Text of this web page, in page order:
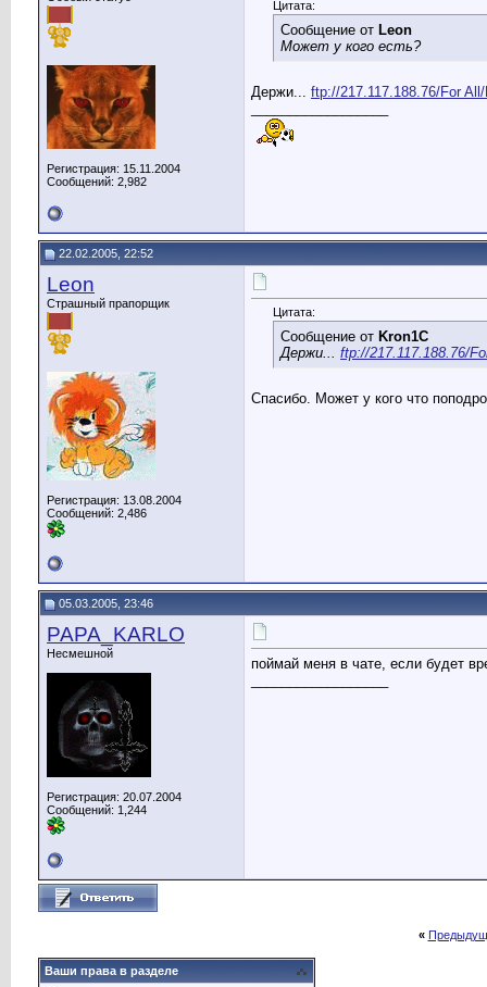
Регистрация: 15.11.2004
Сообщений: 2,982
Цитата:
Сообщение от Leon
Может у кого есть?
Держи... ftp://217.117.188.76/For
22.02.2005, 22:52
Leon
Страшный прапорщик
Регистрация: 13.08.2004
Сообщений: 2,486
Цитата:
Сообщение от Kron1C
Держи... ftp://217.117.188.76/
Спасибо. Может у кого что
05.03.2005, 23:46
PAPA_KARLO
Несмешной
Регистрация: 20.07.2004
Сообщений: 1,244
поймай меня в чате, если будет
«
Ваши права в разделе